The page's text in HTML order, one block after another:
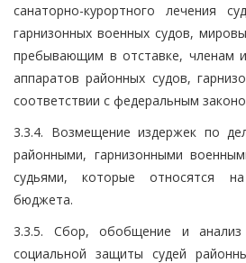
санаторно-курортного лечения
гарнизонных военных судов,
пребывающим в отставке, членам
аппаратов районных судов,
соответствии с федеральным
3.3.4. Возмещение издержек по
районными, гарнизонными
судьями, которые относятся
бюджета.
3.3.5. Сбор, обобщение и
социальной защиты судей